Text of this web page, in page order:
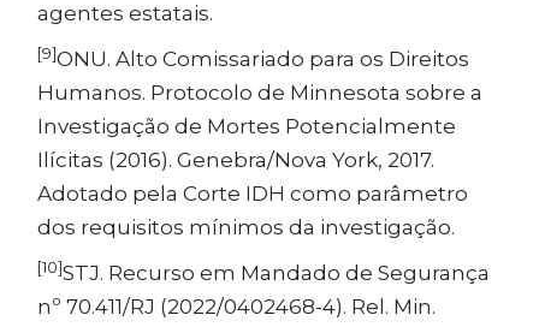
agentes estatais.
[9]ONU. Alto Comissariado para os Direitos
Humanos. Protocolo de Minnesota sobre a
Investigação de Mortes Potencialmente
Ilícitas (2016). Genebra/Nova York, 2017.
Adotado pela Corte IDH como parâmetro
dos requisitos mínimos da investigação.
[10]STJ. Recurso em Mandado de Segurança
nº 70.411/RJ (2022/0402468-4). Rel. Min.